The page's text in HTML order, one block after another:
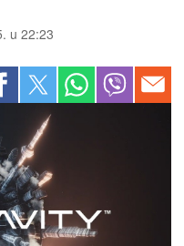
u 22:23